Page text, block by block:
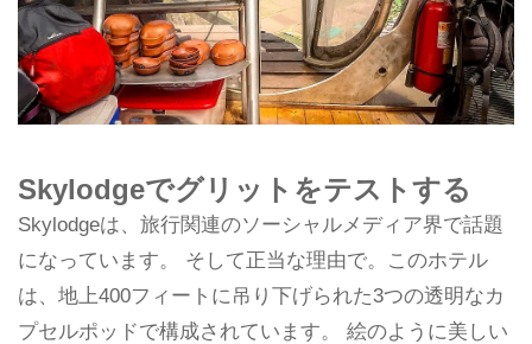
Skylodgeでグリットをテストする
Skylodgeは、旅行関連のソーシャルメディア界で話題
になっています。 そして正当な理由で。このホテル
は、地上400フィートに吊り下げられた3つの透明なカ
プセルポッドで構成されています。 絵のように美しい